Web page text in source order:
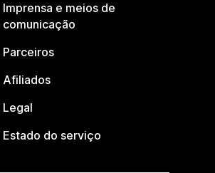
Imprensa e meios de
comunicação
Parceiros
Afiliados
Legal
Estado do serviço